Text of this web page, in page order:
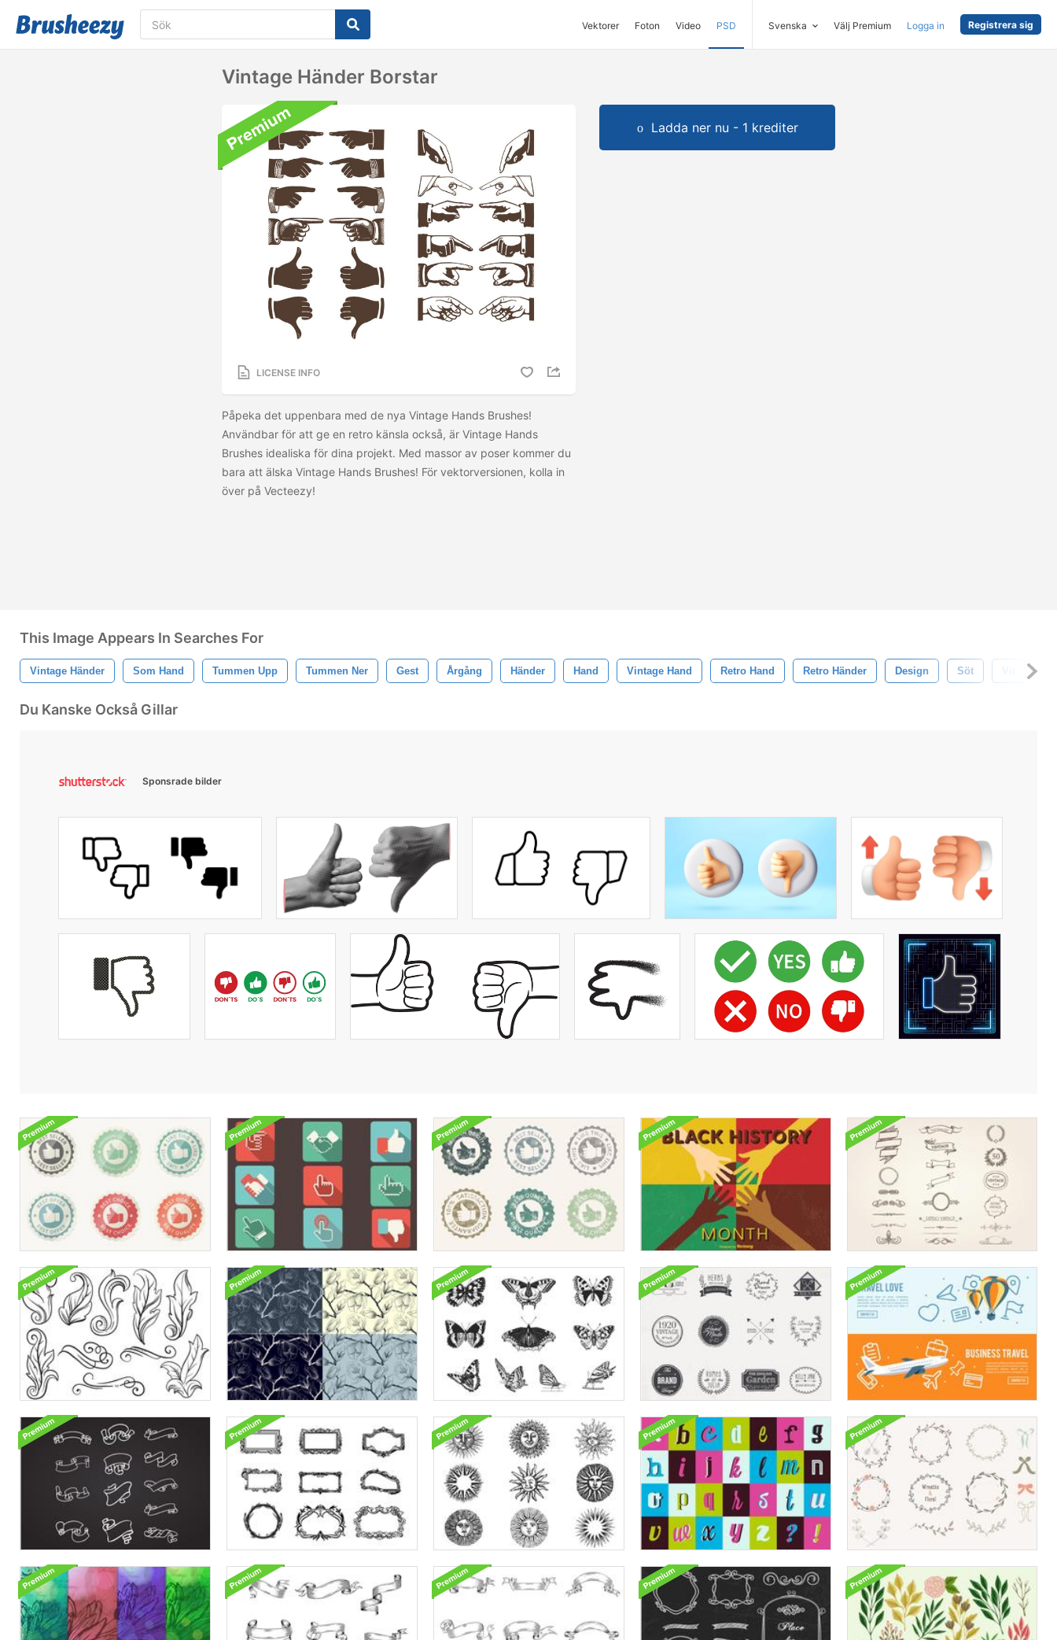
Vektorer Foton Video PSD Svenska Välj Premium Logga in Registrera sig
Vintage Händer Borstar
LICENSE INFO
Påpeka det uppenbara med de nya Vintage Hands Brushes!
Användbar för att ge en retro känsla också, är Vintage Hands
Brushes idealiska för dina projekt. Med massor av poser kommer du
bara att älska Vintage Hands Brushes! För vektorversionen, kolla in
över på Vecteezy!
Ladda ner nu - 1 krediter
This Image Appears In Searches For
Vintage Händer Som Hand Tummen Upp Tummen Ner Gest Årgång Händer Hand Vintage Hand Retro Hand Retro Händer Design Söt
Du Kanske Också Gillar
Sponsrade bilder